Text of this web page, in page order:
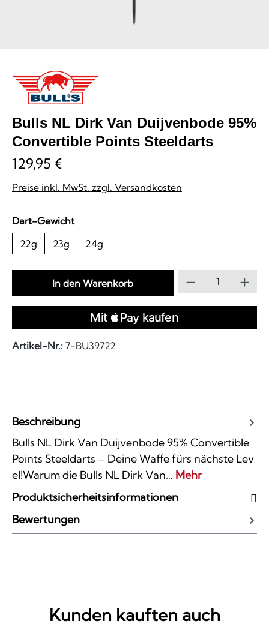
Bulls NL Dirk Van Duijvenbode 95%
Convertible Points Steeldarts
129,95 €
Preise inkl. MwSt. zzgl. Versandkosten
Dart-Gewichtauswählen
22g
23g 24g
Produkt
In den Warenkorb
Artikel-Nr.: 7-BU39722
Beschreibung
Bulls NL Dirk Van Duijvenbode 95% Convertible
Points Steeldarts – Deine Waffe fürs nächste Lev
el!Warum die Bulls NL Dirk Van… Mehr
Produktsicherheitsinformationen
Bewertungen
Kunden kauften auch